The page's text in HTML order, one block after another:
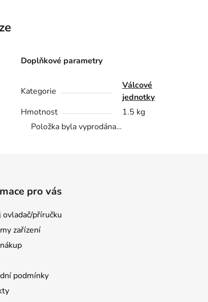
Doplňkové parametry
Kategorie
Válcové
jednotky
Hmotnost
1.5 kg
Položka byla vyprodána…
pro vás
ovladač/příručku
zařízení
podmínky